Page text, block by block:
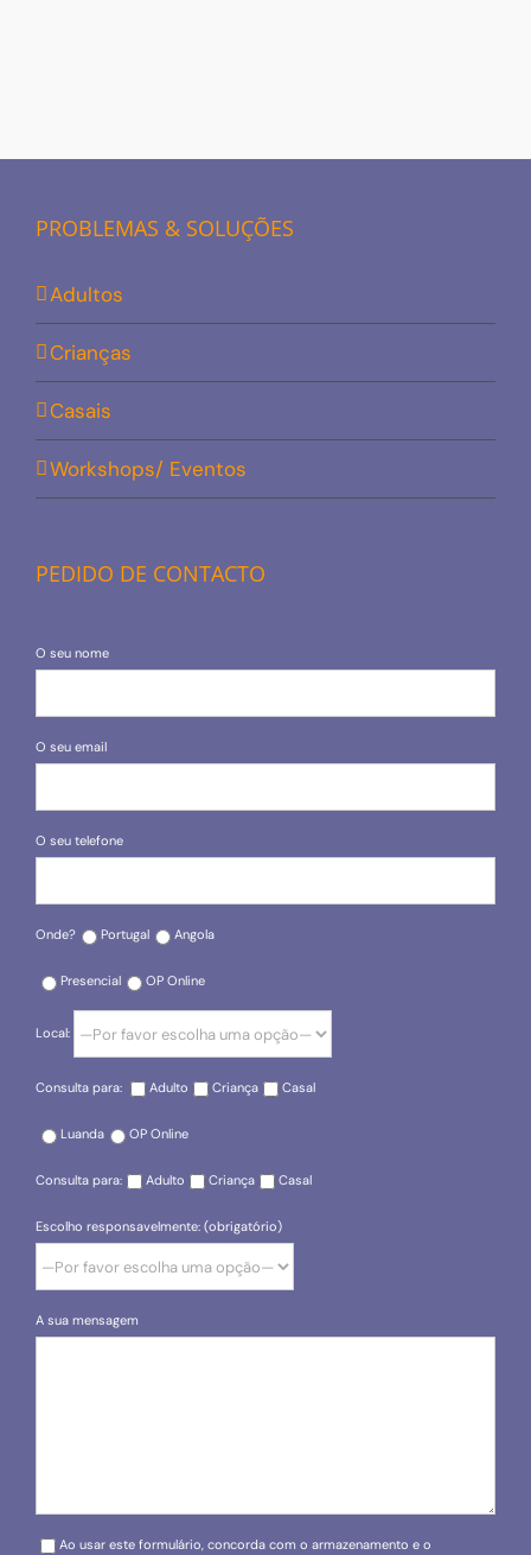
PROBLEMAS & SOLUÇÕES
Adultos
Crianças
Casais
Workshops/ Eventos
PEDIDO DE CONTACTO
O seu nome
O seu email
O seu telefone
Onde? Portugal Angola
Presencial OP Online
Local:
Consulta para: Adulto Criança Casal
Luanda OP Online
Consulta para: Adulto Criança Casal
Escolho responsavelmente: (obrigatório)
A sua mensagem
Please leave this field empty.
Ao usar este formulário, concorda com o armazenamento e o